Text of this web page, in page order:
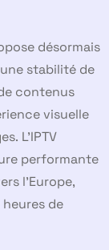
désormais
stabilité de
contenus
visuelle
L’IPTV
performante
l’Europe,
de